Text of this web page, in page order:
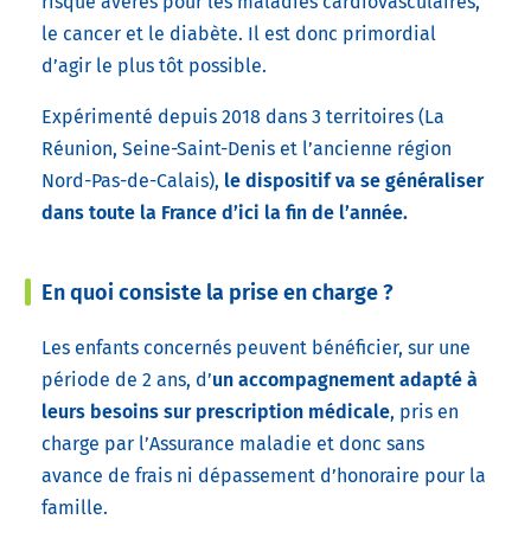
le cancer et le diabète. Il est donc primordial
d’agir le plus tôt possible.
Expérimenté depuis 2018 dans 3 territoires (La
Réunion, Seine-Saint-Denis et l’ancienne région
Nord-Pas-de-Calais), le dispositif va se généraliser
dans toute la France d’ici la fin de l’année.
En quoi consiste la prise en charge ?
Les enfants concernés peuvent bénéficier, sur une
période de 2 ans, d’un accompagnement adapté à
leurs besoins sur prescription médicale, pris en
charge par l’Assurance maladie et donc sans
avance de frais ni dépassement d’honoraire pour la
famille.